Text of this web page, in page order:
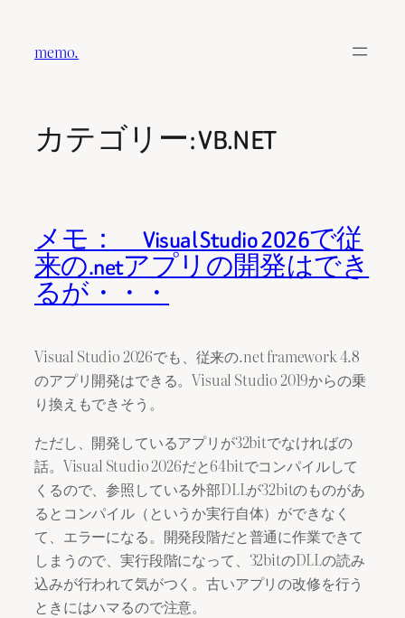
memo.
カテゴリー:VB.NET
メモ： Visual Studio 2026で従
来の.netアプリの開発はでき
るが・・・
Visual Studio 2026でも、従来の.net framework 4.8
のアプリ開発はできる。Visual Studio 2019からの乗
り換えもできそう。
ただし、開発しているアプリが32bitでなければの
話。Visual Studio 2026だと64bitでコンパイルして
くるので、参照している外部DLLが32bitのものがあ
るとコンパイル（というか実行自体）ができなく
て、エラーになる。開発段階だと普通に作業できて
しまうので、実行段階になって、32bitのDLLの読み
込みが行われて気がつく。古いアプリの改修を行う
ときにはハマるので注意。